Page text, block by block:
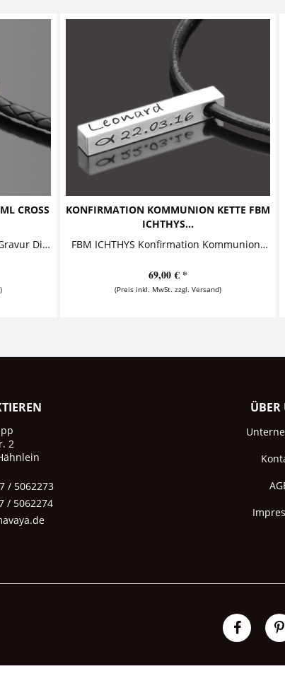
CROSS
FBML CROSS Herren Kette mit Gravur Diese Herrenkette mit Gravur aus 925 Sterling Silber und hochwertigem Leder ist ein lässiger und...
KONFIRMATION KOMMUNION KETTE FBM
ICHTHYS...
FBM ICHTHYS Konfirmation Kommunion Kette mit Gravur von samavaya Diese trendige Lederkette zur Konfirmation oder Kommunion besteht aus einem...
69,00 € *
(Preis inkl. MwSt. zzgl. Versand)
2
/ 5062273
/ 5062274
ÜBER